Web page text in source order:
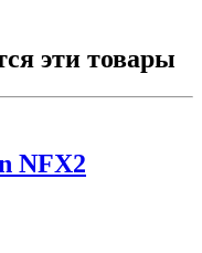
эти товары
NFX2